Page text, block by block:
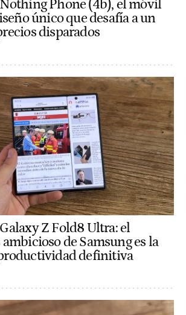
Phone (4b), el móvil
único que desafía a un
disparados
Z Fold8 Ultra: el
de Samsung es la
definitiva